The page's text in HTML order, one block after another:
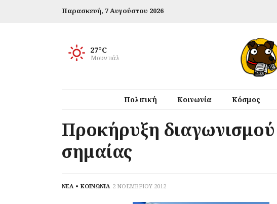
Μουντιάλ
27°C
Παρασκευή, 7 Αυγούστου 2026
Πολιτική Κοινωνία Κόσμος
Προκήρυξη
σημαίας
ΝΕΑ ΚΟΙΝΩΝΙΑ 2 ΝΟΕΜΒΡΙΟΥ 2012